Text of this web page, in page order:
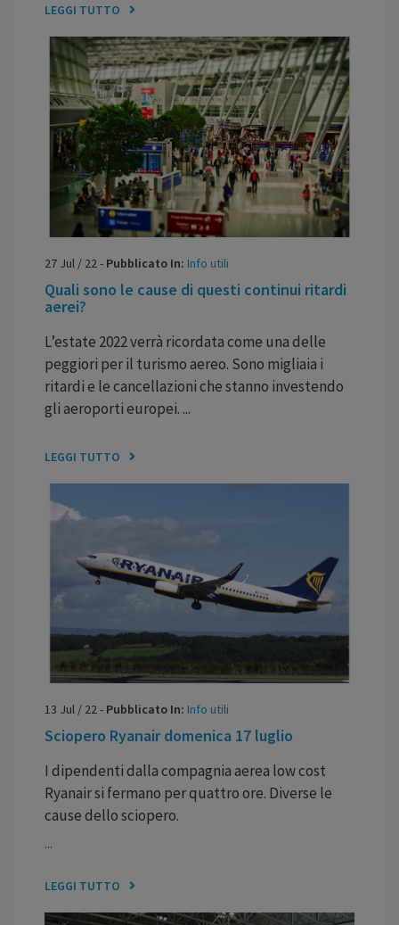
LEGGI TUTTO
27 Jul / 22- Pubblicato In: Info utili
Quali sono le cause di questi continui ritardi
aerei?
L’estate 2022 verrà ricordata come una delle
peggiori per il turismo aereo. Sono migliaia i
ritardi e le cancellazioni che stanno investendo
gli aeroporti europei. ...
LEGGI TUTTO
13 Jul / 22- Pubblicato In: Info utili
Sciopero Ryanair domenica 17 luglio
I dipendenti dalla compagnia aerea low cost
Ryanair si fermano per quattro ore. Diverse le
cause dello sciopero.
...
LEGGI TUTTO